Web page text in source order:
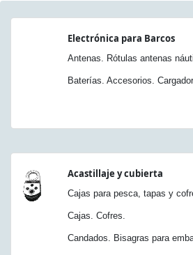
Electrónica para Barcos
Antenas. Rótulas antenas
Baterías. Accesorios.
Acastillaje y cubierta
Cajas para pesca, tapas y
Cajas. Cofres.
Candados. Bisagras para